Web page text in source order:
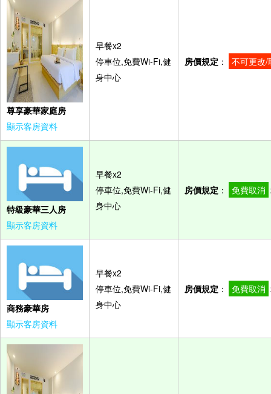
尊享豪華家庭房
顯示客房資料
早餐x2
停車位,免費Wi-Fi,健
身中心
房價規定 ： 不可更改/
特級豪華三人房
顯示客房資料
早餐x2
停車位,免費Wi-Fi,健
身中心
房價規定 ： 免費取消
商務豪華房
顯示客房資料
早餐x2
停車位,免費Wi-Fi,健
身中心
房價規定 ： 免費取消